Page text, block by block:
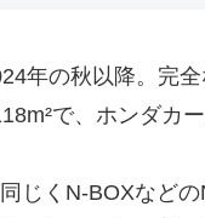
年の秋以降。完
で、ホンダカ
じくN-BOXなど